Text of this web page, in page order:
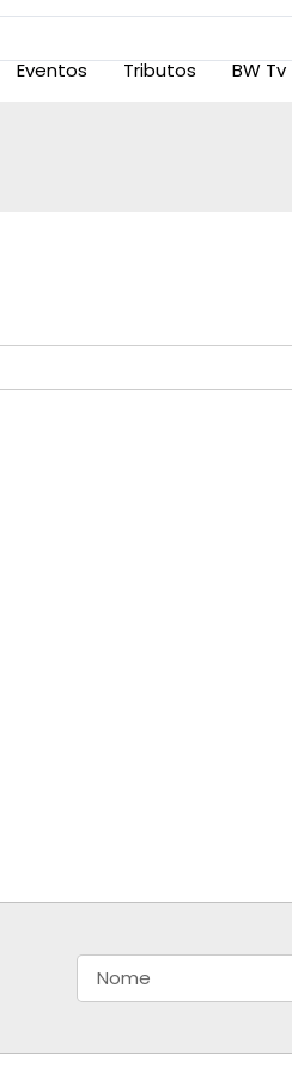
Eventos Tributos BW Tv